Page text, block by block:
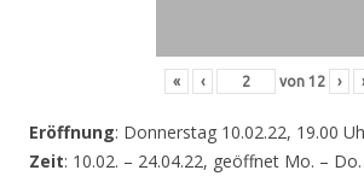
« ‹ von 12 ›
Eröffnung: Donnerstag 10.02.22, 19.00
Zeit: 10.02. – 24.04.22, geöffnet Mo. –